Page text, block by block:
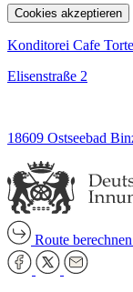
Cookies akzeptieren
Konditorei Cafe
Elisenstraße 2
18609 Ostseebad
Route berechnen